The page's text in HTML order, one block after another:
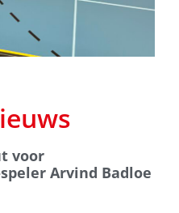
voor
Arvind Badloe